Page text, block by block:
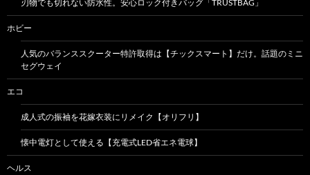
刃物でも切れない防水性。安心ロック付きバッグ「TRUSTBAG」
ホビー
人気のバランススクーター特許取得は【チックスマート】だけ。話題のミニ
セグウェイ
エコ
成人式の振袖を花嫁衣装にリメイク【オリフリ】
懐中電灯として使える【充電式LED省エネ電球】
ヘルス